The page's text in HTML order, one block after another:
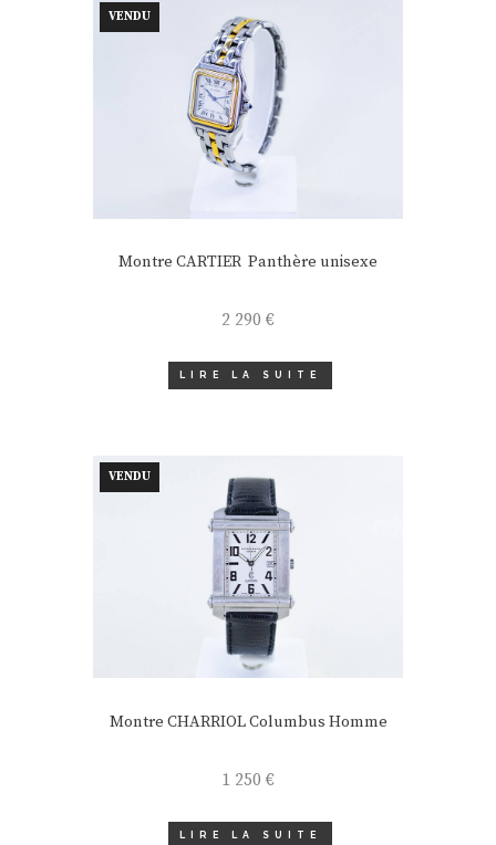
VENDU
Montre CARTIER Panthère unisexe
2 290 €
LIRE LA SUITE
VENDU
Montre CHARRIOL Columbus Homme
1 250 €
LIRE LA SUITE